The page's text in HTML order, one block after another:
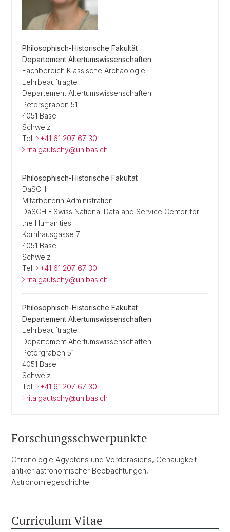
Philosophisch-Historische Fakultät
Departement Altertumswissenschaften
Fachbereich Klassische Archäologie
Lehrbeauftragte
Departement Altertumswissenschaften
Petersgraben 51
4051 Basel
Schweiz
Tel.
+41 61 207 67 30
rita.gautschy@unibas.ch
Philosophisch-Historische Fakultät
DaSCH
Mitarbeiterin Administration
DaSCH - Swiss National Data and Service Center for
the Humanities
Kornhausgasse 7
4051 Basel
Schweiz
Tel.
+41 61 207 67 30
rita.gautschy@unibas.ch
Philosophisch-Historische Fakultät
Departement Altertumswissenschaften
Lehrbeauftragte
Departement Altertumswissenschaften
Petergraben 51
4051 Basel
Schweiz
Tel.
+41 61 207 67 30
rita.gautschy@unibas.ch
Forschungsschwerpunkte
Chronologie Ägyptens und Vorderasiens, Genauigkeit
antiker astronomischer Beobachtungen,
Astronomiegeschichte
Curriculum Vitae